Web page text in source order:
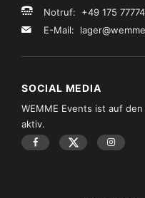
Notruf: +49 175
E-Mail:
SOCIAL MEDIA
WEMME Events ist auf
aktiv.